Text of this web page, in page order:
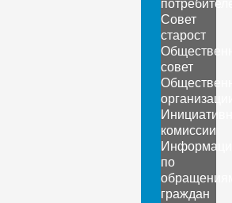
Совет
старост
совет
комиссии
по
граждан